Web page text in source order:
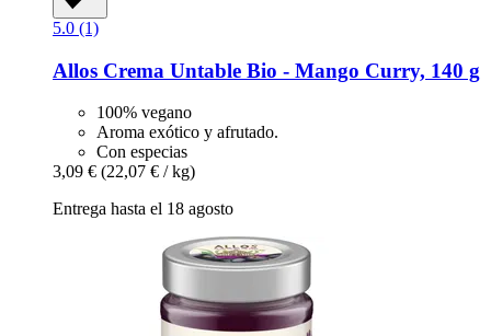
5.0 (1)
Allos Crema Untable Bio -​ Mango Curry, 140 g
100% vegano
Aroma exótico y afrutado.
Con especias
3,09 € (22,07 € / kg)
Entrega hasta el 18 agosto